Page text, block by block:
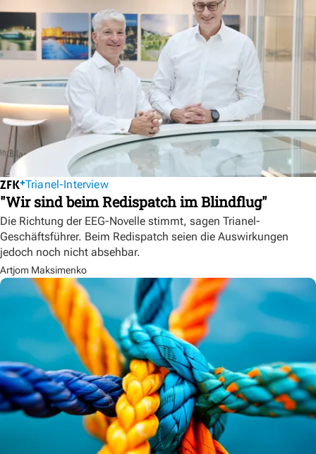
Trianel-Interview
"Wir sind beim Redispatch im Blindflug"
Die Richtung der EEG-Novelle stimmt, sagen Trianel-
Geschäftsführer. Beim Redispatch seien die Auswirkungen
jedoch noch nicht absehbar.
Artjom Maksimenko